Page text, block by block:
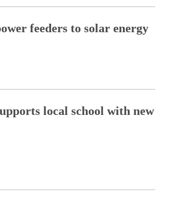
feeders to solar energy
local school with new